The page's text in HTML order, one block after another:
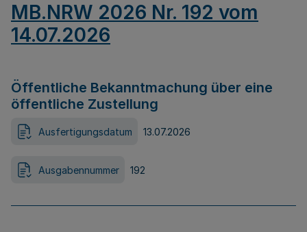
MB.NRW 2026 Nr. 192 vom
14.07.2026
Öffentliche Bekanntmachung über eine
öffentliche Zustellung
Ausfertigungsdatum 13.07.2026
Ausgabennummer 192